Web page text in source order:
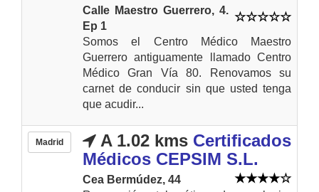
Calle Maestro Guerrero, 4.
Ep 1
Somos el Centro Médico Maestro
Guerrero antiguamente llamado Centro
Médico Gran Vía 80. Renovamos su
carnet de conducir sin que usted tenga
que acudir...
Madrid A 1.02 kms Certificados
Médicos CEPSIM S.L.
Cea Bermúdez, 44